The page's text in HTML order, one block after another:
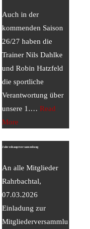
Auch in der
kommenden Saison
26/27 haben die
Trainer Nils Dahlke
und Robin Hatzfeld
die sportliche
Verantwortung über
unsere 1.… Read
More
Jahreshauptversammlung
An alle Mitglieder
Rahrbachtal,
07.03.2026
Einladung zur
Mitgliederversammlu